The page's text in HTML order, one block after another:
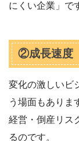
にくい企業」で
②成長速度
変化の激しいビ
う場面もありま
経営・倒産リス
るのです。